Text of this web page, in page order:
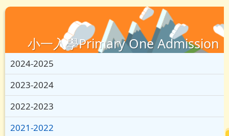
小一入學Primary One Admission
2024-2025
2023-2024
2022-2023
2021-2022